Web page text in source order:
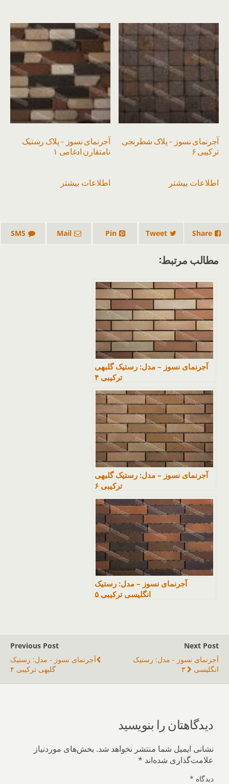
آجرنمای نسوز – پلاک شطرنجی
ترکیبی ۶
اطلاعات بیشتر
آجرنمای نسوز – پلاک رستیک
نامتقارن ادغامی ۱
اطلاعات بیشتر
Share
Tweet
Pin
Mail
SMS
مطالب مرتبط:
آجرنمای نسوز – مدل: رستیک گلبهی
ترکیبی ۴
آجرنمای نسوز – مدل: رستیک گلبهی
ترکیبی ۶
آجرنمای نسوز – مدل: رستیک
انگلیسی ترکیبی ۵
Previous Post
آجرنمای نسوز - مدل: رستیک
گلبهی ترکیبی ۴
Next Post
آجرنمای نسوز - مدل: رستیک
انگلیسی ۳
دیدگاهتان را بنویسید
نشانی ایمیل شما منتشر نخواهد شد. بخش‌های موردنیاز
علامت‌گذاری شده‌اند *
دیدگاه *